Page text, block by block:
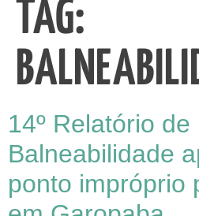
TAG:
14º Relatório de
Balneabilidade
ponto impróprio